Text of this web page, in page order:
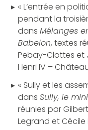
« L’entrée en
pendant la
dans Mélanges
Babelon, textes
Pebay-Clottes et
Henri IV –
« Sully et les
dans Sully, le
réunies par
Legrand et Cécile